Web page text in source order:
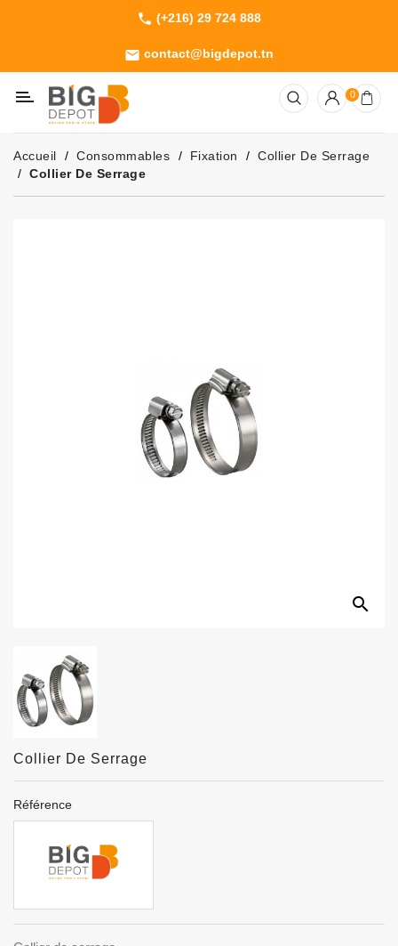
phone (+216) 29 724 888
email contact@bigdepot.tn
Machines
Outillage
Jardinage
Consommables
0
Accueil Consommables Fixation
Collier De Serrage
Collier De Serrage
search
Collier De Serrage
Référence